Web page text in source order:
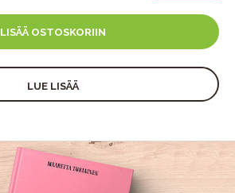
LISÄÄ OSTOSKORIIN
LUE LISÄÄ